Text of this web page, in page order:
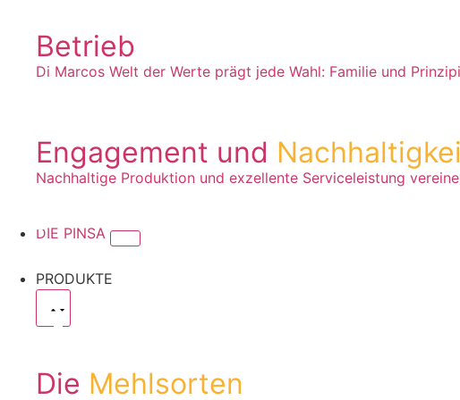
Betrieb
Di Marcos Welt der Werte prägt jede Wahl: Familie und
Engagement und
Nachhaltige Produktion und exzellente Serviceleistung
DIE PINSA
PRODUKTE
Die Mehlsorten